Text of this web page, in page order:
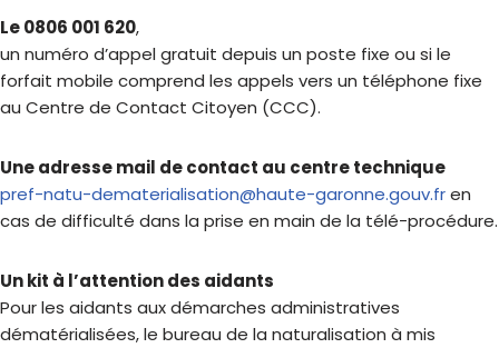
Le 0806 001 620,
un numéro d’appel gratuit depuis un poste fixe ou si le
forfait mobile comprend les appels vers un téléphone fixe
au Centre de Contact Citoyen (CCC).
Une adresse mail de contact au centre technique
pref-natu-dematerialisation@haute-garonne.gouv.fren
cas de difficulté dans la prise en main de la télé-procédure.
Un kit à l’attention des aidants
Pour les aidants aux démarches administratives
dématérialisées, le bureau de la naturalisation à mis